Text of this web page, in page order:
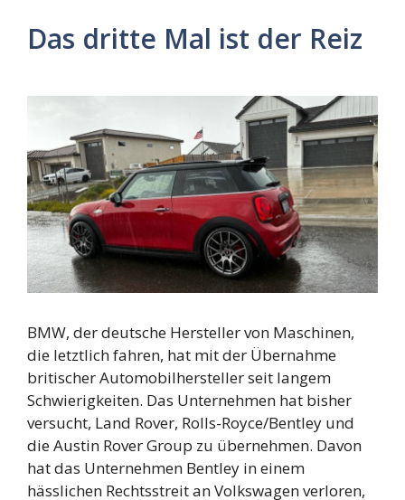
Das dritte Mal ist der Reiz
BMW, der deutsche Hersteller von Maschinen,
die letztlich fahren, hat mit der Übernahme
britischer Automobilhersteller seit langem
Schwierigkeiten. Das Unternehmen hat bisher
versucht, Land Rover, Rolls-Royce/Bentley und
die Austin Rover Group zu übernehmen. Davon
hat das Unternehmen Bentley in einem
hässlichen Rechtsstreit an Volkswagen verloren,